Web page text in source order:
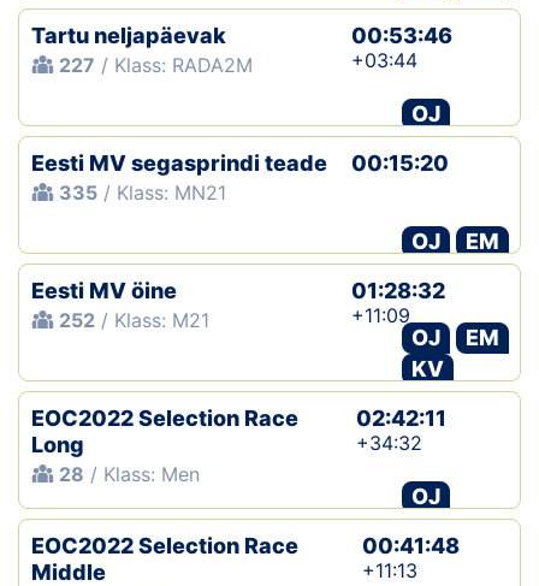
Tartu neljapäevak
227 / Klass: RADA2M
00:53:46
+03:44
OJ
Eesti MV segasprindi teade
335 / Klass: MN21
00:15:20
OJ
EM
Eesti MV öine
252 / Klass: M21
01:28:32
+11:09
OJ
EM
KV
EOC2022 Selection Race
Long
28 / Klass: Men
02:42:11
+34:32
OJ
EOC2022 Selection Race
Middle
00:41:48
+11:13